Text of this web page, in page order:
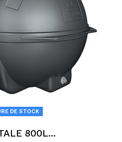
DE STOCK
800L...